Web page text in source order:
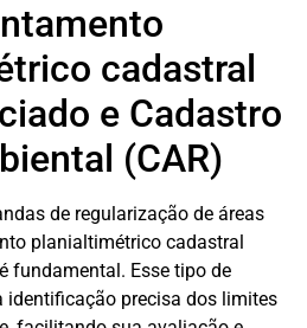
cadastral
e Cadastro
(CAR)
de regularização de áreas
planialtimétrico cadastral
fundamental. Esse tipo de
identificação precisa dos limites